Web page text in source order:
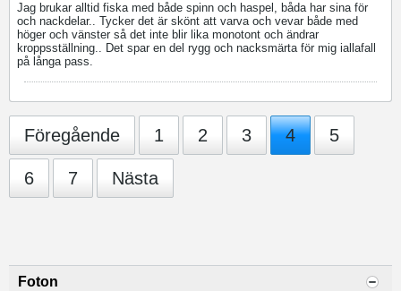
Jag brukar alltid fiska med både spinn och haspel, båda har sina för
och nackdelar.. Tycker det är skönt att varva och vevar både med
höger och vänster så det inte blir lika monotont och ändrar
kroppsställning.. Det spar en del rygg och nacksmärta för mig iallafall
på långa pass.
Föregående 1 2 3 4 5
6 7 Nästa
Foton